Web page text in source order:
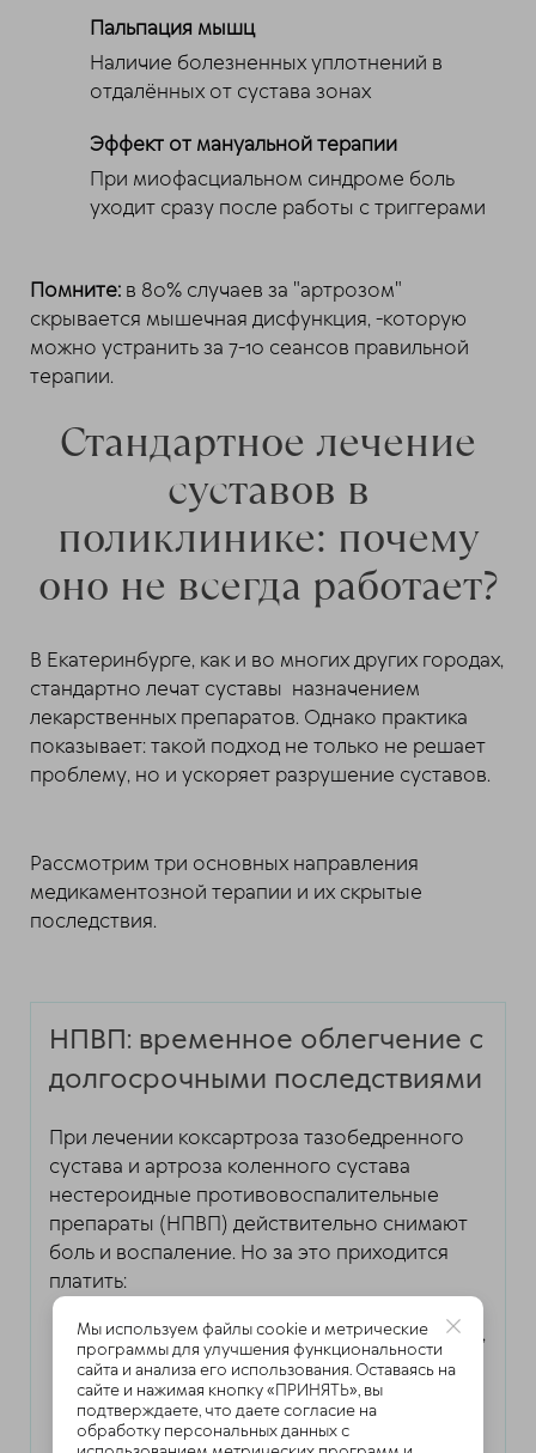
Пальпация мышц
Наличие болезненных уплотнений в
отдалённых от сустава зонах
Эффект от мануальной терапии
При миофасциальном синдроме боль
уходит сразу после работы с триггерами
Помните: в 80% случаев за "артрозом"
скрывается мышечная дисфункция, -которую
можно устранить за 7-10 сеансов правильной
терапии.
Стандартное лечение
суставов в
поликлинике: почему
оно не всегда работает?
В Екатеринбурге, как и во многих других городах,
стандартно лечат суставы назначением
лекарственных препаратов. Однако практика
показывает: такой подход не только не решает
проблему, но и ускоряет разрушение суставов.
Рассмотрим три основных направления
медикаментозной терапии и их скрытые
последствия.
НПВП: временное облегчение с
долгосрочными последствиями
При лечении коксартроза тазобедренного
сустава и артроза коленного сустава
нестероидные противовоспалительные
препараты (НПВП) действительно снимают
боль и воспаление. Но за это приходится
платить:
Ускоренным высыханием хрящевой ткани,
что особенно опасно при артрозе 3
степени
Мы используем файлы cookie и метрические
программы для улучшения функциональности
сайта и анализа его использования. Оставаясь на
сайте и нажимая кнопку «ПРИНЯТЬ», вы
подтверждаете, что даете согласие на
обработку персональных данных с